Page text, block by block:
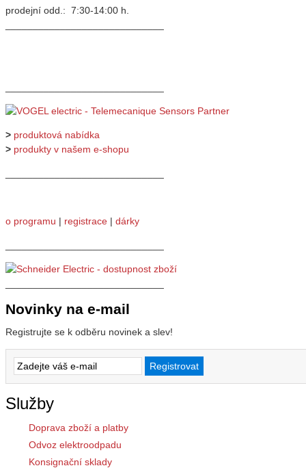
prodejní odd.: 7:30-14:00 h.
> produktová nabídka
> produkty v našem e-shopu
o programu | registrace | dárky
Novinky na e-mail
Registrujte se k odběru novinek a slev!
Služby
Doprava zboží a platby
Odvoz elektroodpadu
Konsignační sklady